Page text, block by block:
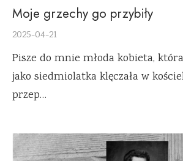
Moje grzechy go przybiły
2025-04-21
Pisze do mnie młoda kobieta,
jako siedmiolatka klęczała w
przep…